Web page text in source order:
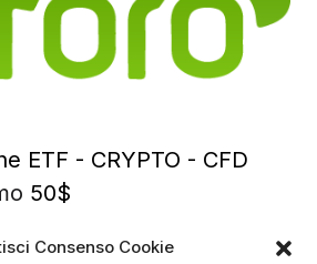
Consenso Cookie
ETF - CRYPTO - CFD
50$